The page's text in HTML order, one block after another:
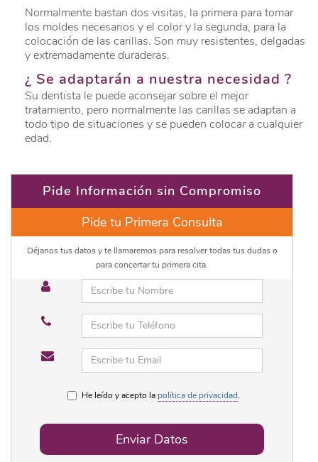
Normalmente bastan dos visitas, la primera para tomar
los moldes necesarios y el color y la segunda, para la
colocación de las carillas. Son muy resistentes, delgadas
y extremadamente duraderas.
¿ Se adaptarán a nuestra necesidad ?
Su dentista le puede aconsejar sobre el mejor
tratamiento, pero normalmente las carillas se adaptan a
todo tipo de situaciones y se pueden colocar a cualquier
edad.
Pide Información sin Compromiso
Pide tu Primera Consulta
Déjanos tus datos y te llamaremos para resolver todas tus dudas o
para concertar tu primera cita.
He leído y acepto la política de privacidad.
Enviar Datos